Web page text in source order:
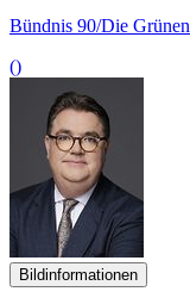
Bündnis 90/Die Grünen
()
Bildinformationen